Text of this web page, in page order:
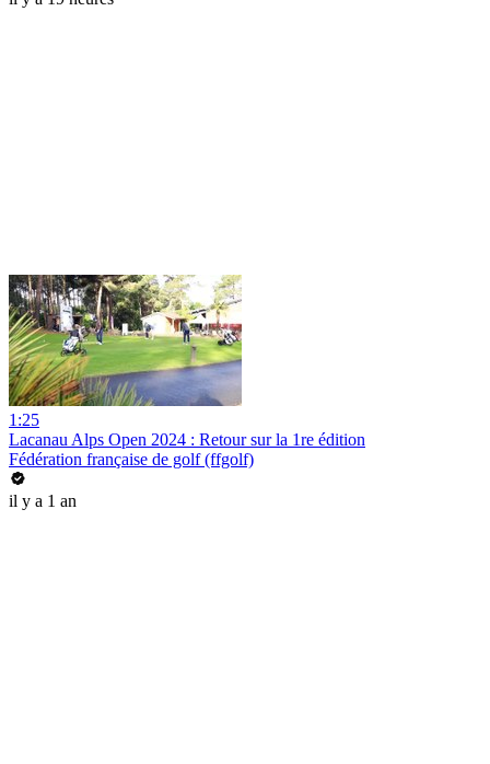
1:25
Lacanau Alps Open 2024 : Retour sur la 1re édition
Fédération française de golf (ffgolf)
il y a 1 an